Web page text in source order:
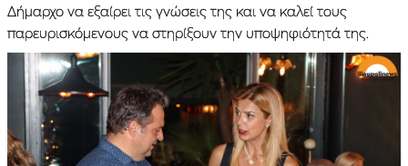
Δήμαρχο να εξαίρει τις γνώσεις της και να καλεί τους
παρευρισκόμενους να στηρίξουν την υποψηφιότητά της.